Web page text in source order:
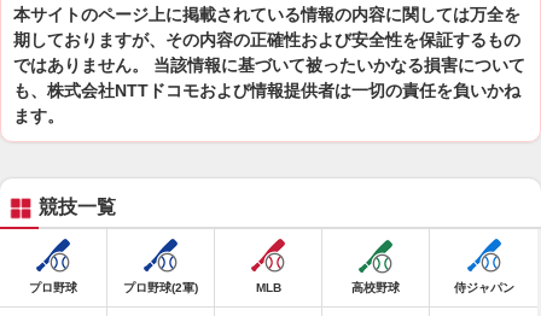
本サイトのページ上に掲載されている情報の内容に関しては万全を
期しておりますが、その内容の正確性および安全性を保証するもの
ではありません。 当該情報に基づいて被ったいかなる損害について
も、株式会社NTTドコモおよび情報提供者は一切の責任を負いかね
ます。
競技一覧
プロ野球 プロ野球(2軍) MLB 高校野球 侍ジャパン